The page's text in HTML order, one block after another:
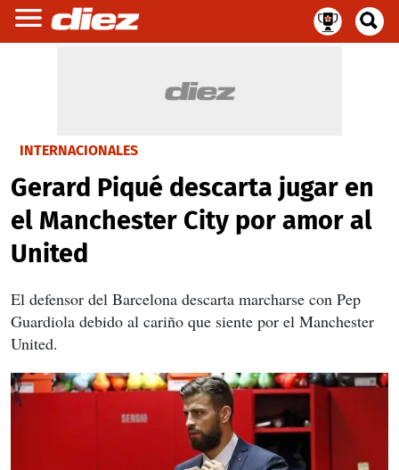
INTERNACIONALES
Gerard Piqué descarta jugar en
el Manchester City por amor al
United
El defensor del Barcelona descarta marcharse con Pep
Guardiola debido al cariño que siente por el Manchester
United.